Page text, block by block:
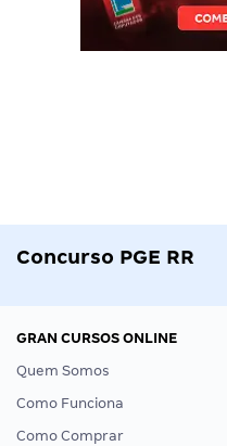
Concurso PGE RR
GRAN CURSOS ONLINE
Quem Somos
Como Funciona
Como Comprar